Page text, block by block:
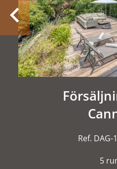
Ref. DAG-
5